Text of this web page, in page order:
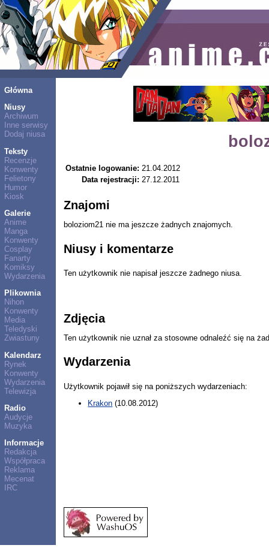
Główna
Niusy
Archiwum
Inne serwisy
Dodaj niusa
Teksty
Recenzje
Konwenty
Felietony
Humor
Kiosk
Galerie
Anime
Manga
Konwenty
Cosplay
Fanarty
Komiksy
Wydarzenia
Plikownia
Nihon
Konwenty
Media
Teledyski
Zwiastuny
Kalendarz
Rynek
Konwenty
Wydarzenia
Telewizja
Radio
Audycje
Muzyka
Informacje
Redakcja
Współpraca
Reklama
Mecenat
IRC
Ostatnie logowanie: 21.04.2012
Data rejestracji: 27.12.2011
Znajomi
boloziom21 nie ma jeszcze żadnych znajomych.
Niusy i komentarze
Ten użytkownik nie napisał jeszcze żadnego niusa.
Zdjęcia
Ten użytkownik nie uznał za stosowne odnaleźć się na
Wydarzenia
Użytkownik pojawił się na poniższych wydarzeniach:
Krakon (10.08.2012)